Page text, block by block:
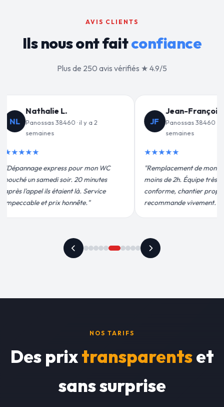
AVIS CLIENTS
Ils nous ont faitconfiance
Plus de 250 avis vérifiés ★ 4.9/5
François C.
38460 · il y a 3
de mon chauffe-eau en
Équipe très pro, devis
propre. Je
vivement."
Valérie D.
Panossas 38460 · il y a 1 mois
"Un grand merci à Sylvain Plombier
pour leur intervention rapide et
efficace. Fuite réparée en 30 min, prix
plus qu'honnête !"
NOS TARIFS
Des prixtransparentset
sans surprise